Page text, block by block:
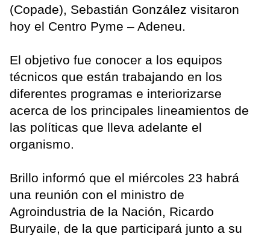
(Copade), Sebastián González visitaron
hoy el Centro Pyme – Adeneu.
El objetivo fue conocer a los equipos
técnicos que están trabajando en los
diferentes programas e interiorizarse
acerca de los principales lineamientos de
las políticas que lleva adelante el
organismo.
Brillo informó que el miércoles 23 habrá
una reunión con el ministro de
Agroindustria de la Nación, Ricardo
Buryaile, de la que participará junto a su